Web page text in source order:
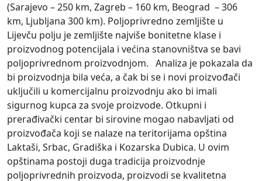
(Sarajevo – 250 km, Zagreb – 160 km, Beograd – 306
km, Ljubljana 300 km). Poljoprivredno zemljište u
Lijevču polju je zemljište najviše bonitetne klase i
proizvodnog potencijala i većina stanovništva se bavi
poljoprivrednom proizvodnjom. Analiza je pokazala da
bi proizvodnja bila veća, a čak bi se i novi proizvođači
uključili u komercijalnu proizvodnju ako bi imali
sigurnog kupca za svoje proizvode. Otkupni i
prerađivački centar bi sirovine mogao nabavljati od
proizvođača koji se nalaze na teritorijama opština
Laktaši, Srbac, Gradiška i Kozarska Dubica. U ovim
opštinama postoji duga tradicija proizvodnje
poljoprivrednih proizvoda, proizvodi se kvalitetna